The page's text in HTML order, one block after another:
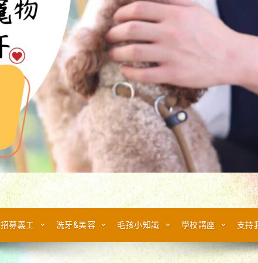
招募義工 洗牙&美容 毛孩小知識 學校講座 支持